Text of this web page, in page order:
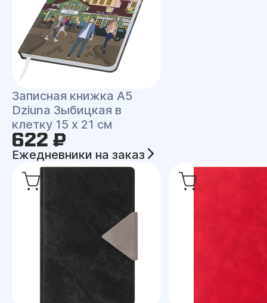
Записная книжка A5
Dziuna Зыбицкая в
клетку 15 x 21 см
622 ₽
Ежедневники на заказ